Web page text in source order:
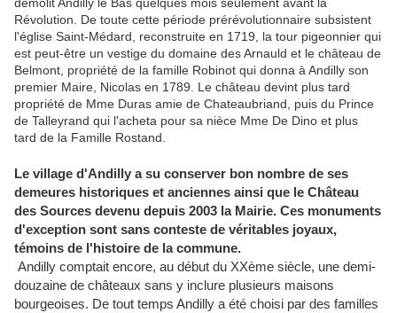
Révolution. De toute cette période prérévolutionnaire subsistent
l'église Saint-Médard, reconstruite en 1719, la tour pigeonnier qui
est peut-être un vestige du domaine des Arnauld et le château de
Belmont, propriété de la famille Robinot qui donna à Andilly son
premier Maire, Nicolas en 1789. Le château devint plus tard
propriété de Mme Duras amie de Chateaubriand, puis du Prince
de Talleyrand qui l'acheta pour sa nièce Mme De Dino et plus
tard de la Famille Rostand.
Le village d'Andilly a su conserver bon nombre de ses
demeures historiques et anciennes ainsi que le Château
des Sources devenu depuis 2003 la Mairie. Ces monuments
d'exception sont sans conteste de véritables joyaux,
témoins de l'histoire de la commune.
Andilly comptait encore, au début du XXème siècle, une demi-
douzaine de châteaux sans y inclure plusieurs maisons
bourgeoises. De tout temps Andilly a été choisi par des familles